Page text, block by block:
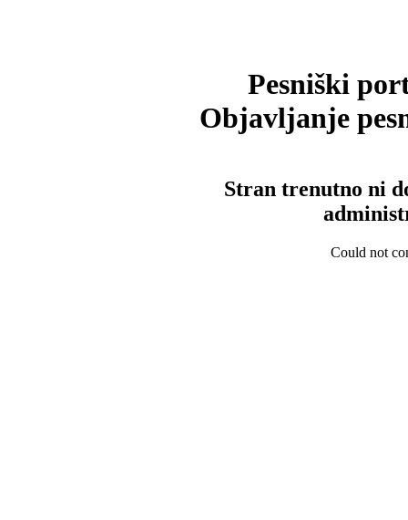
Pesniški
Objavljanje
Stran trenutno ni
Could not